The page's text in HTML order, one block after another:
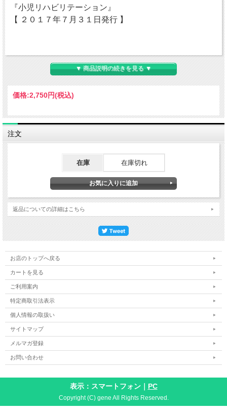
『小児リハビリテーション』
【 ２０１７年７月３１日発行 】
▼ 商品説明の続きを見る ▼
価格:2,750円(税込)
注文
在庫 在庫切れ
返品についての詳細はこちら
お店のトップへ戻る
カートを見る
ご利用案内
特定商取引法表示
個人情報の取扱い
サイトマップ
メルマガ登録
お問い合わせ
表示：スマートフォン｜ PC
Copyright (C) gene All Rights Reserved.